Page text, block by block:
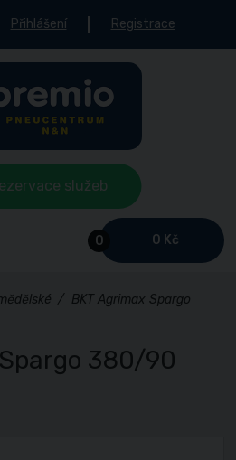
Přihlášení Registrace
0 0 Kč
služeb
/ BKT Agrimax Spargo
380/90